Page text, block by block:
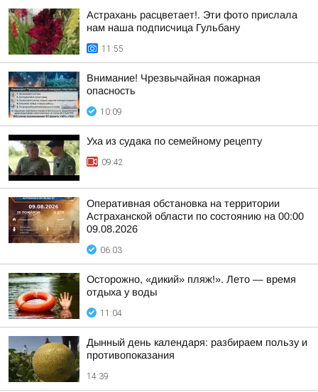
Астрахань расцветает!. Эти фото прислала
нам наша подписчица Гульбану
11:55
Внимание! Чрезвычайная пожарная
опасность
10:09
Уха из судака по семейному рецепту
09:42
Оперативная обстановка на территории
Астраханской области по состоянию на 00:00
09.08.2026
06:03
Осторожно, «дикий» пляж!». Лето — время
отдыха у воды
11:04
Дынный день календаря: разбираем пользу и
противопоказания
14:39